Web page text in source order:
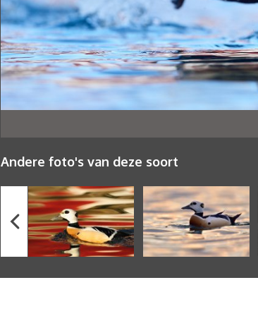
Andere foto's van deze soort